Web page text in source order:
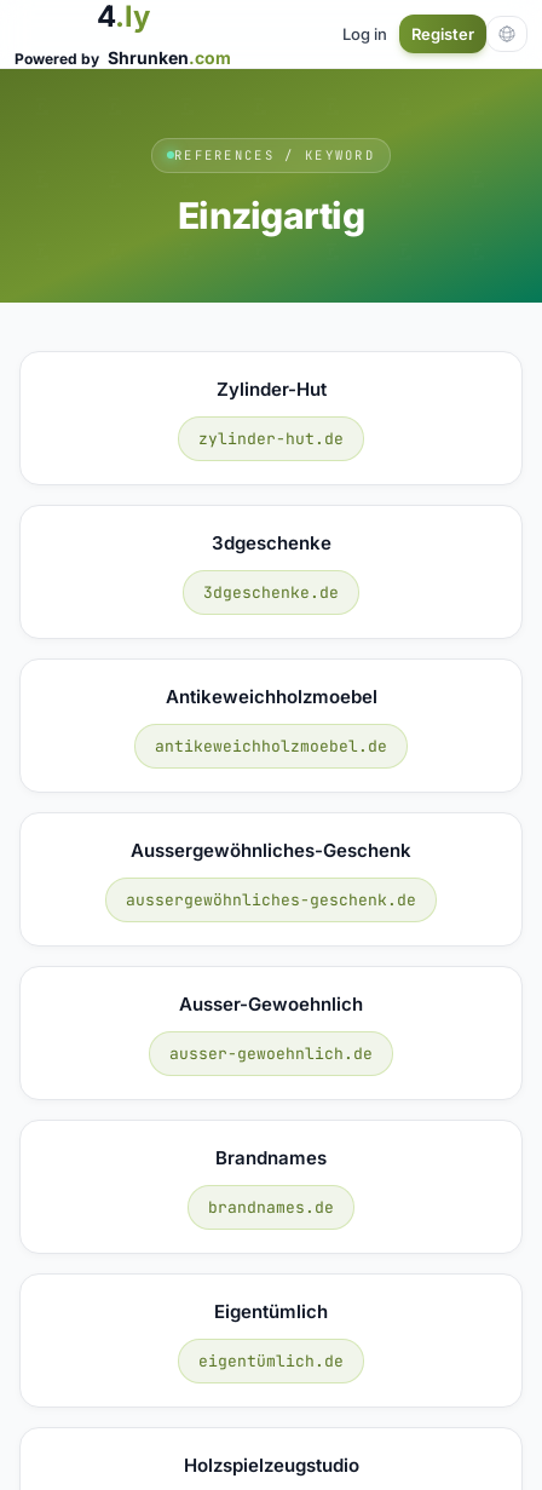
4.ly
Powered by Shrunken.com
Log in Register
REFERENCES / KEYWORD
Einzigartig
Zylinder-Hut
zylinder-hut.de
3dgeschenke
3dgeschenke.de
Antikeweichholzmoebel
antikeweichholzmoebel.de
Aussergewöhnliches-Geschenk
aussergewöhnliches-geschenk.de
Ausser-Gewoehnlich
ausser-gewoehnlich.de
Brandnames
brandnames.de
Eigentümlich
eigentümlich.de
Holzspielzeugstudio